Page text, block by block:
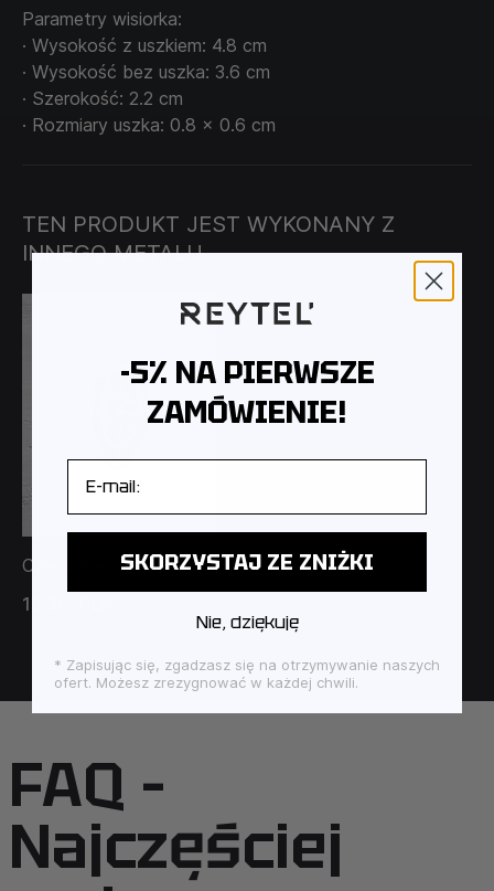
Parametry wisiorka:
· Wysokość z uszkiem: 4.8 cm
· Wysokość bez uszka: 3.6 cm
· Szerokość: 2.2 cm
· Rozmiary uszka: 0.8 x 0.6 cm
TEN PRODUKT JEST WYKONANY Z
INNEGO METALU
Czerwone złoto
13 357PLN
FAQ –
Najczęściej
-5% NA PIERWSZE
ZAMÓWIENIE!
SKORZYSTAJ ZE ZNIŻKI
Nie, dziękuję
* Zapisując się, zgadzasz się na otrzymywanie naszych
ofert. Możesz zrezygnować w każdej chwili.